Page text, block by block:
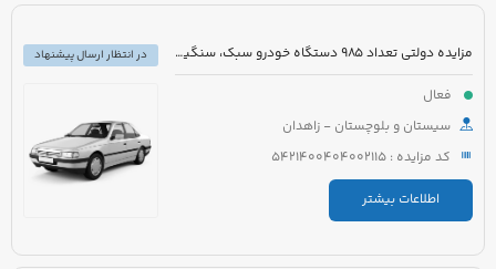
مزایده دولتی تعداد 985 دستگاه خودرو سبک، سنگین و موتورسیکلت
فعال
سیستان و بلوچستان - زاهدان
کد مزایده : 5421400404002115
اطلاعات بیشتر
در انتظار ارسال پیشنهاد